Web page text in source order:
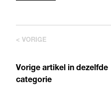
< VORIGE
Vorige artikel in dezelfde
categorie